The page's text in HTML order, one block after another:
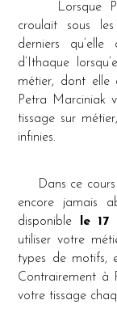
Lorsque
croulait sous
derniers
d’Ithaque
métier, dont elle
Petra Marciniak
tissage sur
infinies.
Dans ce cours
encore jamais
disponible
le
utiliser votre
types de motifs,
Contrairement à
votre tissage